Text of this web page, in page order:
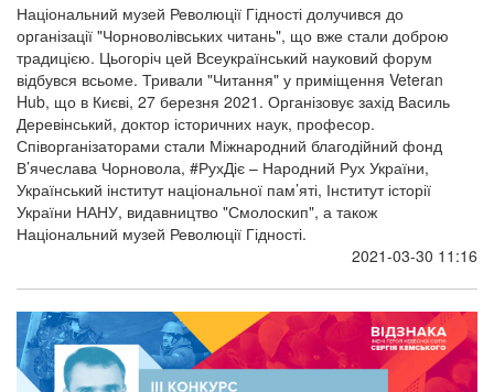
Національний музей Революції Гідності долучився до
організації "Чорноволівських читань", що вже стали доброю
традицією. Цьогоріч цей Всеукраїнський науковий форум
відбувся всьоме. Тривали "Читання" у приміщення Veteran
Hub, що в Києві, 27 березня 2021. Організовує захід Василь
Деревінський, доктор історичних наук, професор.
Співорганізаторами стали Міжнародний благодійний фонд
В’ячеслава Чорновола, #РухДіє – Народний Рух України,
Український інститут національної пам’яті, Інститут історії
України НАНУ, видавництво "Смолоскип", а також
Національний музей Революції Гідності.
2021-03-30 11:16